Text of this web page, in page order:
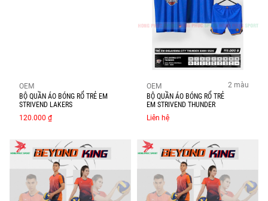
OEM
BỘ QUẦN ÁO BÓNG RỔ TRẺ EM
STRIVEND LAKERS
120.000 ₫
OEM
2 màu
BỘ QUẦN ÁO BÓNG RỔ TRẺ
EM STRIVEND THUNDER
Liên hệ